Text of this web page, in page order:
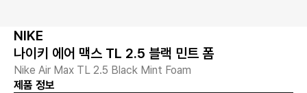
NIKE
나이키 에어 맥스 TL 2.5 블랙 민트 폼
Nike Air Max TL 2.5 Black Mint Foam
제품 정보